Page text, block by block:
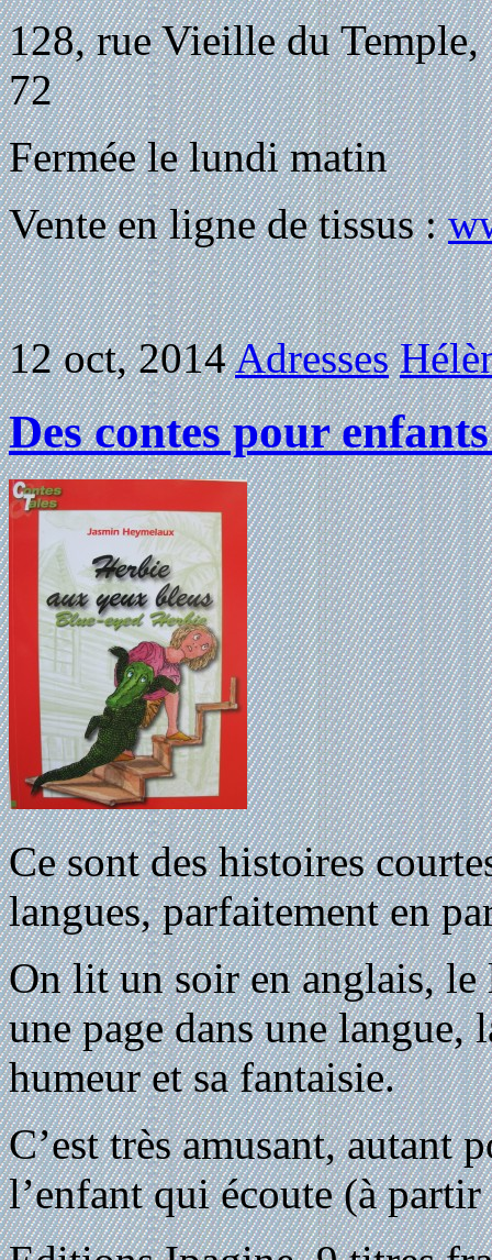
128, rue Vieille du
72
Fermée le lundi matin
Vente en ligne de tissus :
12 oct, 2014Adresses
Des contes pour
Ce sont des histoires
langues, parfaitement en
On lit un soir en anglais, le
une page dans une langue,
humeur et sa fantaisie.
C’est très amusant, autant
l’enfant qui écoute (à partir